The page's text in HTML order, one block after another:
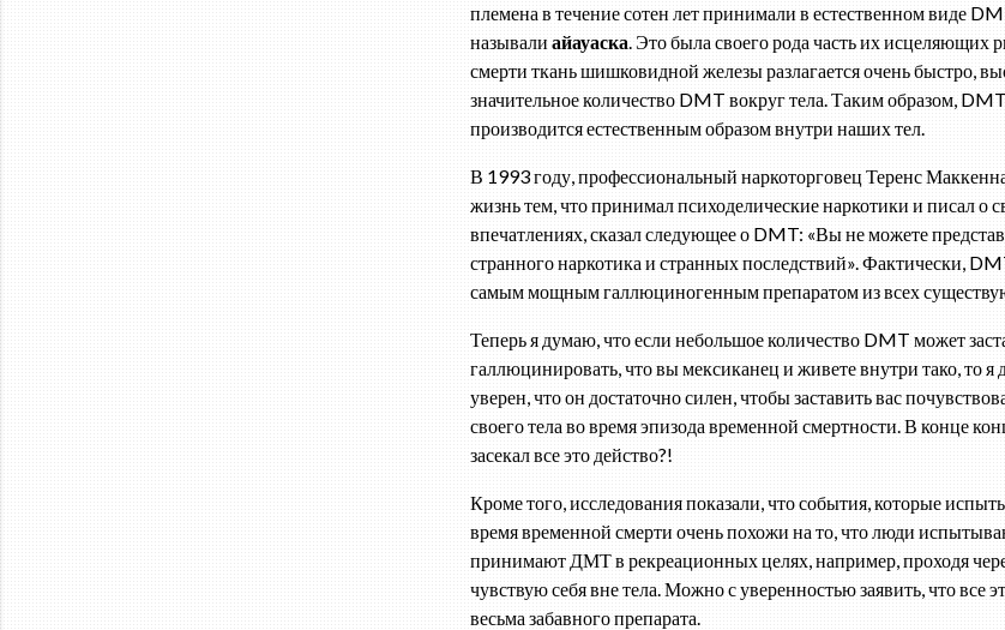
племена в течение сотен лет принимали в естественном виде
называли айауаска. Это была своего рода часть их исцеляющих
смерти ткань шишковидной железы разлагается очень быстро,
значительное количество DMT вокруг тела. Таким образом,
производится естественным образом внутри наших тел.
В 1993 году, профессиональный наркоторговец Теренс
жизнь тем, что принимал психоделические наркотики и писал о
впечатлениях, сказал следующее о DMT: «Вы не можете
странного наркотика и странных последствий». Фактически,
самым мощным галлюциногенным препаратом из всех
Теперь я думаю, что если небольшое количество DMT может
галлюцинировать, что вы мексиканец и живете внутри тако, то я
уверен, что он достаточно силен, чтобы заставить вас
своего тела во время эпизода временной смертности. В конце
засекал все это действо?!
Кроме того, исследования показали, что события, которые
время временной смерти очень похожи на то, что люди
принимают ДМТ в рекреационных целях, например, проходя
чувствую себя вне тела. Можно с уверенностью заявить, что все
весьма забавного препарата.